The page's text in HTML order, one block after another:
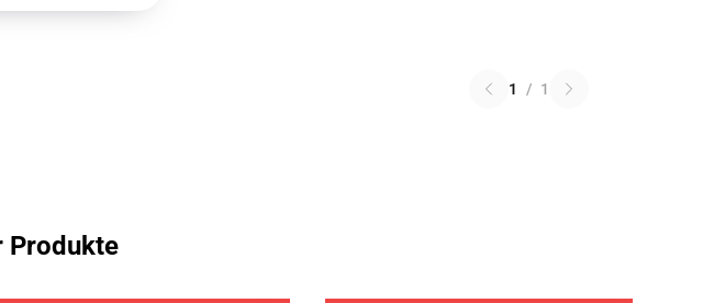
1 / 1
Produkte